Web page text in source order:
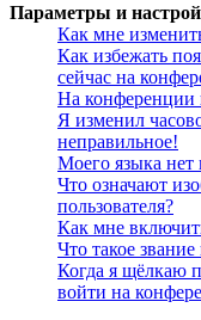
Параметры и
Как мне
Как избежать
сейчас на
На конференции
Я изменил
неправильное!
Моего языка нет
Что означают
пользователя?
Как мне
Что такое
Когда я щёлкаю
войти на